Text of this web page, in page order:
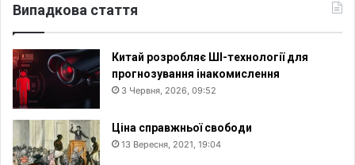
Випадкова стаття
Китай розробляє ШІ-технології для
прогнозування інакомислення
3 Червня, 2026, 09:52
Ціна справжньої свободи
13 Вересня, 2021, 19:04